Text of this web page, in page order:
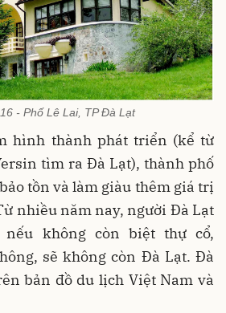
- Phố Lê Lai, TP Đà Lạt
hình thành phát triển (kể từ
tìm ra Đà Lạt), thành phố
tồn và làm giàu thêm giá trị
nhiều năm nay, người Đà Lạt
nếu không còn biệt thự cổ,
sẽ không còn Đà Lạt. Đà
bản đồ du lịch Việt Nam và